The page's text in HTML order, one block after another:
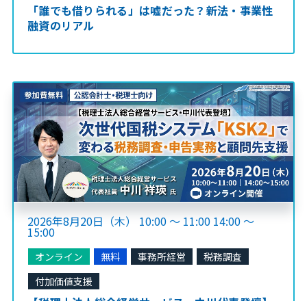
「誰でも借りられる」は嘘だった？新法・事業性
融資のリアル
2026年8月20日（木） 10:00 ～ 11:00 14:00 ～
15:00
オンライン 無料 事務所経営
税務調査
付加価値支援